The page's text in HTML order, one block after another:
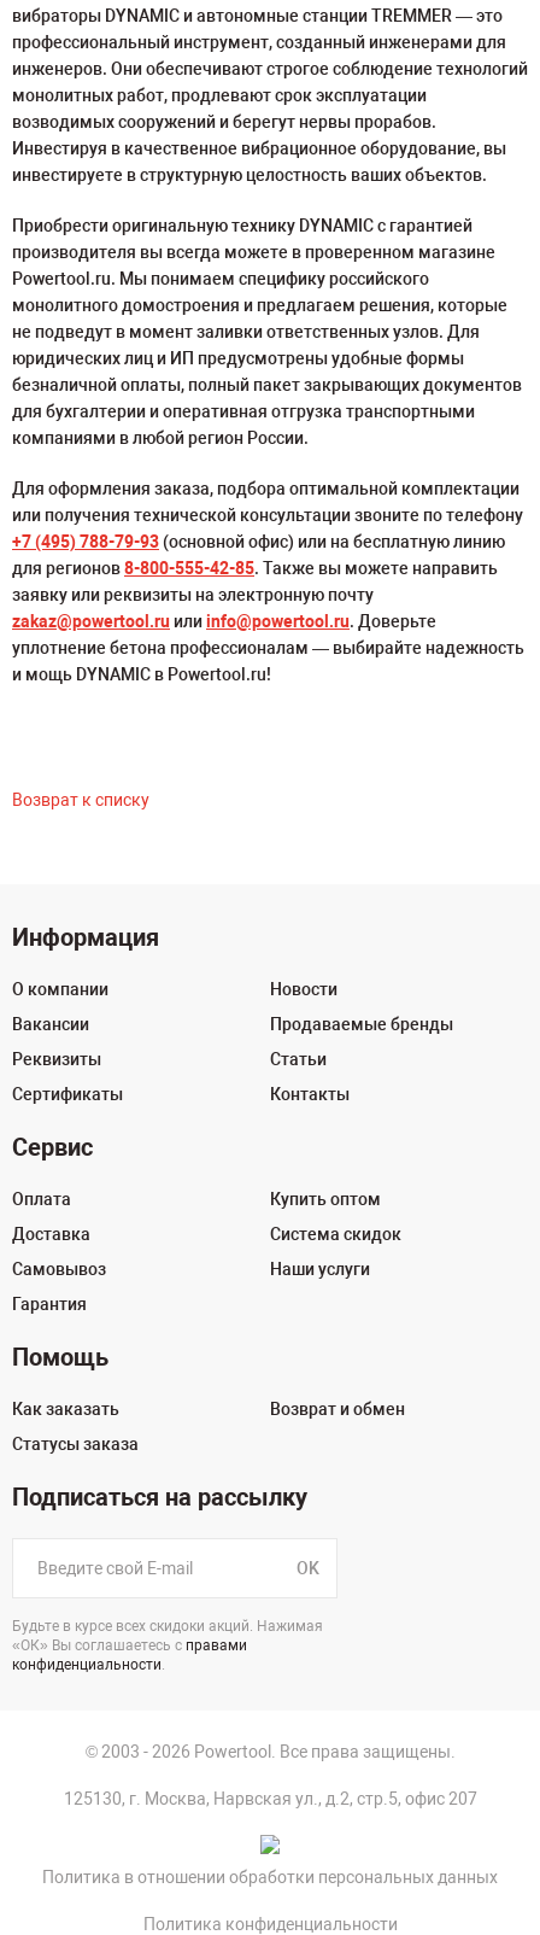
вибраторы DYNAMIC и автономные станции TREMMER — это
профессиональный инструмент, созданный инженерами для
инженеров. Они обеспечивают строгое соблюдение технологий
монолитных работ, продлевают срок эксплуатации
возводимых сооружений и берегут нервы прорабов.
Инвестируя в качественное вибрационное оборудование, вы
инвестируете в структурную целостность ваших объектов.
Приобрести оригинальную технику DYNAMIC с гарантией
производителя вы всегда можете в проверенном магазине
Powertool.ru. Мы понимаем специфику российского
монолитного домостроения и предлагаем решения, которые
не подведут в момент заливки ответственных узлов. Для
юридических лиц и ИП предусмотрены удобные формы
безналичной оплаты, полный пакет закрывающих документов
для бухгалтерии и оперативная отгрузка транспортными
компаниями в любой регион России.
Для оформления заказа, подбора оптимальной комплектации
или получения технической консультации звоните по телефону
+7 (495) 788-79-93 (основной офис) или на бесплатную линию
для регионов8-800-555-42-85. Также вы можете направить
заявку или реквизиты на электронную почту
zakaz@powertool.ru илиinfo@powertool.ru. Доверьте
уплотнение бетона профессионалам — выбирайте надежность
и мощь DYNAMIC в Powertool.ru!
Возврат к списку
Информация
О компании
Вакансии
Реквизиты
Сертификаты
Новости
Продаваемые бренды
Статьи
Контакты
Сервис
Оплата
Доставка
Самовывоз
Гарантия
Купить оптом
Система скидок
Наши услуги
Помощь
Как заказать
Статусы заказа
Возврат и обмен
Подписаться на рассылку
OK
Будьте в курсе всех скидоки акций. Нажимая
«ОК» Вы соглашаетесь с правами
конфиденциальности.
© 2003 - 2026 Powertool. Все права защищены.
125130, г. Москва, Нарвская ул., д.2, стр.5, офис 207
Политика в отношении обработки персональных данных
Политика конфиденциальности